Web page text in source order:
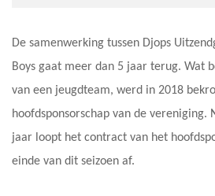
De samenwerking tussen Djops
Boys gaat meer dan 5 jaar terug. Wat
van een jeugdteam, werd in 2018
hoofdsponsorschap van de vereniging.
jaar loopt het contract van het
einde van dit seizoen af.